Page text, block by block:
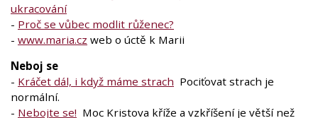
ukracování
- Proč se vůbec modlit růženec?
- www.maria.cz web o úctě k Marii
Neboj se
- Kráčet dál, i když máme strach Pociťovat strach je
normální.
- Nebojte se! Moc Kristova kříže a vzkříšení je větší než